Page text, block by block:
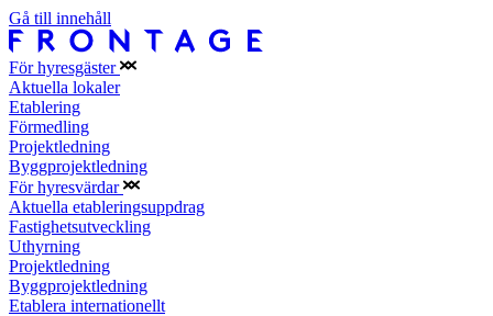
Gå till innehåll
För hyresgäster
Aktuella lokaler
Etablering
Förmedling
Projektledning
Byggprojektledning
För hyresvärdar
Aktuella etableringsuppdrag
Fastighetsutveckling
Uthyrning
Projektledning
Byggprojektledning
Etablera internationellt